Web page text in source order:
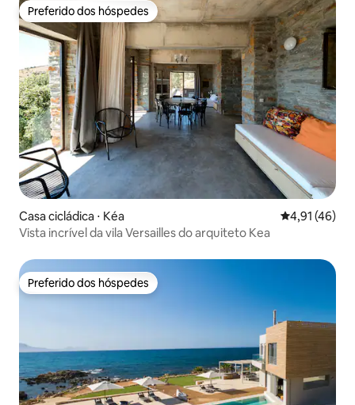
Preferido dos hóspedes
Preferido dos hóspedes
Casa cicládica ⋅ Kéa 4,91 de uma
4,91 (46)
Vista incrível da vila Versailles do arquiteto Kea
Preferido dos hóspedes
Preferido dos hóspedes